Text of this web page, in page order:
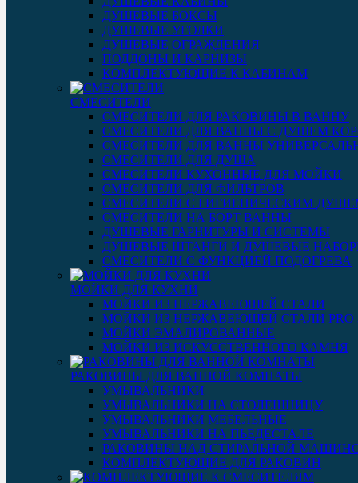
ДУШЕВЫЕ БОКСЫ
ДУШЕВЫЕ УГОЛКИ
ДУШЕВЫЕ ОГРАЖДЕНИЯ
ПОДДОНЫ И КАРНИЗЫ
КОМПЛЕКТУЮЩИЕ К КАБИНАМ
СМЕСИТЕЛИ
СМЕСИТЕЛИ ДЛЯ РАКОВИНЫ В ВАННУ
СМЕСИТЕЛИ ДЛЯ ВАННЫ С ДУШЕМ
СМЕСИТЕЛИ ДЛЯ ВАННЫ
СМЕСИТЕЛИ ДЛЯ ДУША
СМЕСИТЕЛИ КУХОННЫЕ ДЛЯ МОЙКИ
СМЕСИТЕЛИ ДЛЯ ФИЛЬТРОВ
СМЕСИТЕЛИ С ГИГИЕНИЧЕСКИМ
СМЕСИТЕЛИ НА БОРТ ВАННЫ
ДУШЕВЫЕ ГАРНИТУРЫ И СИСТЕМЫ
ДУШЕВЫЕ ШТАНГИ И ДУШЕВЫЕ
СМЕСИТЕЛИ С ФУНКЦИЕЙ ПОДОГРЕВА
МОЙКИ ДЛЯ КУХНИ
МОЙКИ ИЗ НЕРЖАВЕЮЩЕЙ СТАЛИ
МОЙКИ ИЗ НЕРЖАВЕЮЩЕЙ СТАЛИ PRO
МОЙКИ ЭМАЛИРОВАННЫЕ
МОЙКИ ИЗ ИСКУССТВЕННОГО КАМНЯ
РАКОВИНЫ ДЛЯ ВАННОЙ КОМНАТЫ
УМЫВАЛЬНИКИ
УМЫВАЛЬНИКИ НА СТОЛЕШНИЦУ
УМЫВАЛЬНИКИ МЕБЕЛЬНЫЕ
УМЫВАЛЬНИКИ НА ПЬЕДЕСТАЛЕ
РАКОВИНЫ НАД СТИРАЛЬНОЙ
КОМПЛЕКТУЮЩИЕ ДЛЯ РАКОВИН